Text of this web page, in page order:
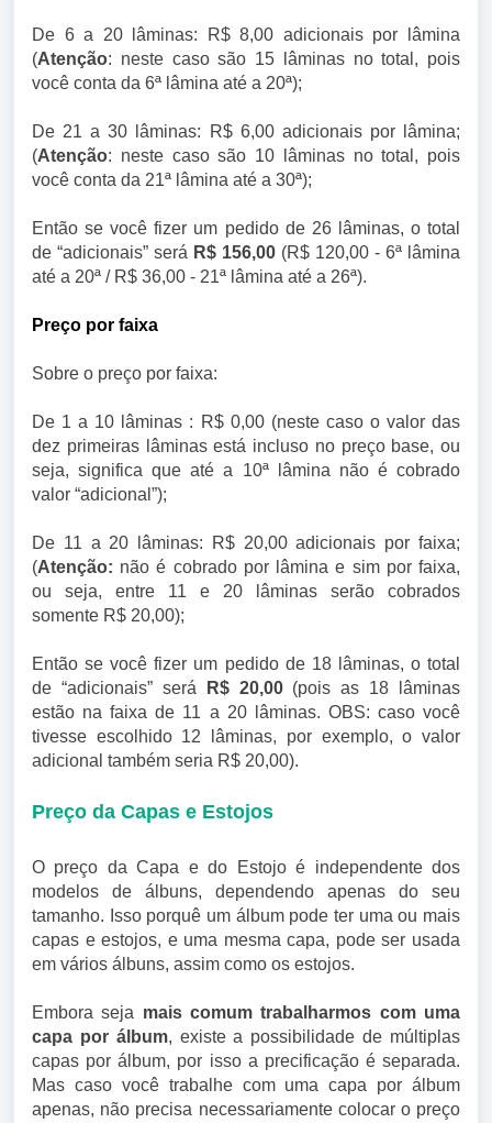
De 6 a 20 lâminas: R$ 8,00 adicionais por lâmina
(Atenção: neste caso são 15 lâminas no total, pois
você conta da 6ª lâmina até a 20ª);
De 21 a 30 lâminas: R$ 6,00 adicionais por lâmina;
(Atenção: neste caso são 10 lâminas no total, pois
você conta da 21ª lâmina até a 30ª);
Então se você fizer um pedido de 26 lâminas, o total
de “adicionais” será R$ 156,00 (R$ 120,00 - 6ª lâmina
até a 20ª / R$ 36,00 - 21ª lâmina até a 26ª).
Preço por faixa
Sobre o preço por faixa:
De 1 a 10 lâminas : R$ 0,00 (neste caso o valor das
dez primeiras lâminas está incluso no preço base, ou
seja, significa que até a 10ª lâmina não é cobrado
valor “adicional”);
De 11 a 20 lâminas: R$ 20,00 adicionais por faixa;
(Atenção: não é cobrado por lâmina e sim por faixa,
ou seja, entre 11 e 20 lâminas serão cobrados
somente R$ 20,00);
Então se você fizer um pedido de 18 lâminas, o total
de “adicionais” será
R$ 20,00 (pois as 18 lâminas
estão na faixa de 11 a 20 lâminas. OBS: caso você
tivesse escolhido 12 lâminas, por exemplo, o valor
adicional também seria R$ 20,00).
Preço da Capas e Estojos
O preço da Capa e do Estojo é independente dos
modelos de álbuns, dependendo apenas do seu
tamanho. Isso porquê um álbum pode ter uma ou mais
capas e estojos, e uma mesma capa, pode ser usada
em vários álbuns, assim como os estojos.
Embora seja mais comum trabalharmos com uma
capa por álbum, existe a possibilidade de múltiplas
capas por álbum, por isso a precificação é separada.
Mas caso você trabalhe com uma capa por álbum
apenas, não precisa necessariamente colocar o preço